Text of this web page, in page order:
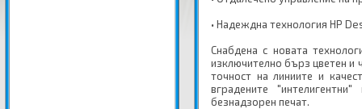
• Надеждна технология HP
Снабдена с новата
изключително бърз цветен и
точност на линиите и
вградените
безнадзорен печат.